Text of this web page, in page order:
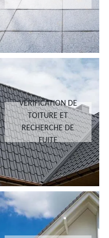
VÉRIFICATION DE
TOITURE ET
RECHERCHE DE
FUITE